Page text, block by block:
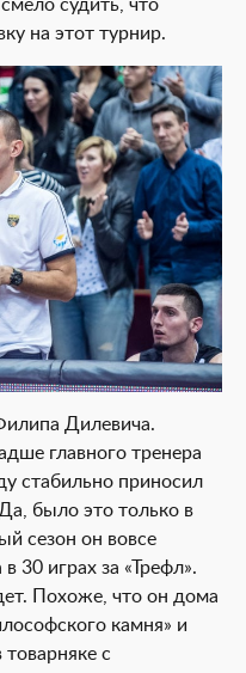
судить, что
на этот турнир.
Дилевича.
главного тренера
стабильно приносил
было это только в
сезон он вовсе
30 играх за «Трефл».
Похоже, что он дома
камня» и
с